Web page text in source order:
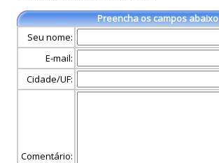
Preencha os campos abaixo
Seu nome:
E-mail:
Cidade/UF:
Comentário: